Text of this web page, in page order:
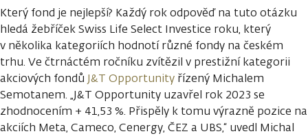
Který fond je nejlepší? Každý rok odpověď na tuto otázku
hledá žebříček Swiss Life Select Investice roku, který
v několika kategoriích hodnotí různé fondy na českém
trhu. Ve čtrnáctém ročníku zvítězil v prestižní kategorii
akciových fondů J&T Opportunity řízený Michalem
Semotanem. „J&T Opportunity uzavřel rok 2023 se
zhodnocením + 41,53 %. Přispěly k tomu výrazně pozice na
akciích Meta, Cameco, Cenergy, ČEZ a UBS,“ uvedl Michal